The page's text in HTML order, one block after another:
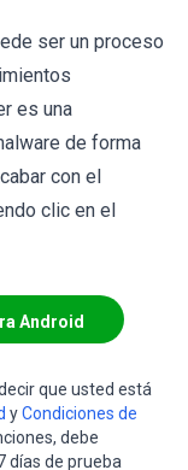
ser un proceso
es una
de forma
con el
clic en el
Android
que usted está
yCondiciones de
debe
días de prueba